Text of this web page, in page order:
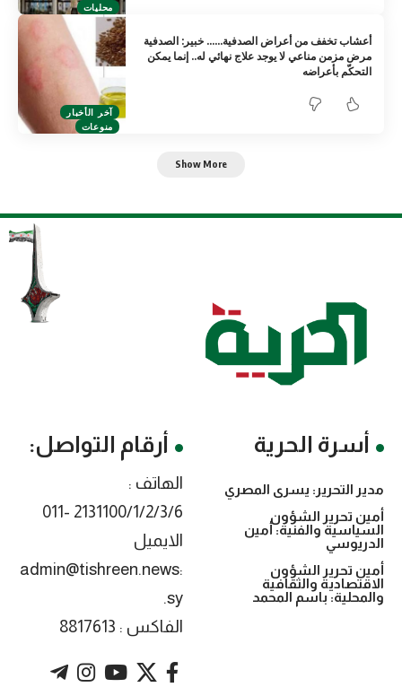
محليات
آخر الأخبار
منوعات
أعشاب تخفف من أعراض الصدفية…… خبير: الصدفية
مرض مزمن مناعي لا يوجد علاج نهائي له.. إنما يمكن
التحكّم بأعراضه
Show More
أسرة الحرية
مدير التحرير: يسرى المصري
أمين تحرير الشؤون
السياسية والفنية: أمين
الدريوسي
أمين تحرير الشؤون
الاقتصادية والثقافية
والمحلية: باسم المحمد
أرقام التواصل:
الهاتف :
2131100/1/2/3/6 -011
الايميل
:admin@tishreen.news
.sy
الفاكس : 8817613